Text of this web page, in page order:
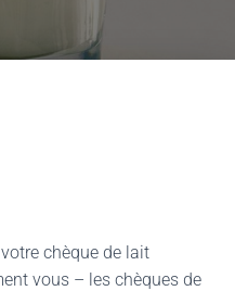
chèque de lait
vous – les chèques de